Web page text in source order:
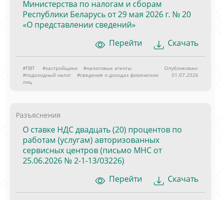
Министерства по налогам и сборам
Республики Беларусь от 29 мая 2026 г. № 20
«О представлении сведений»
Перейти
Скачать
#ПВТ #застройщики
#налоговые агенты
#подоходный налог
#сведения о доходах физических
лиц
Опубликован:
01.07.2026
Разъяснения
О ставке НДС двадцать (20) процентов по
работам (услугам) авторизованных
сервисных центров (письмо МНС от
25.06.2026 № 2-1-13/03226)
Перейти
Скачать